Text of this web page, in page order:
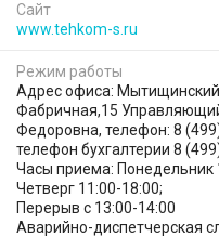
Сайт
www.tehkom-s.ru
Режим работы
Адрес офиса: Мытищинский
Фабричная,15
Федоровна, телефон: 8
телефон бухгалтерии 8
Часы приема: Понедельник
Четверг 11:00-18:00;
Перерыв с 13:00-14:00
Аварийно-диспетчерская